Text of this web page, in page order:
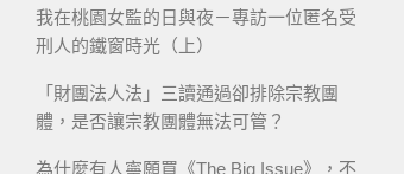
我在桃園女監的日與夜－專訪一位匿名受
刑人的鐵窗時光（上）
「財團法人法」三讀通過卻排除宗教團
體，是否讓宗教團體無法可管？
為什麼有人寧願買《The Big Issue》，不